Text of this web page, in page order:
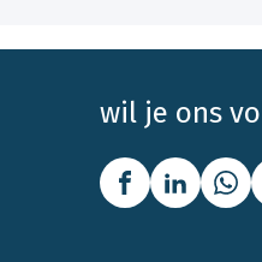
wil je ons